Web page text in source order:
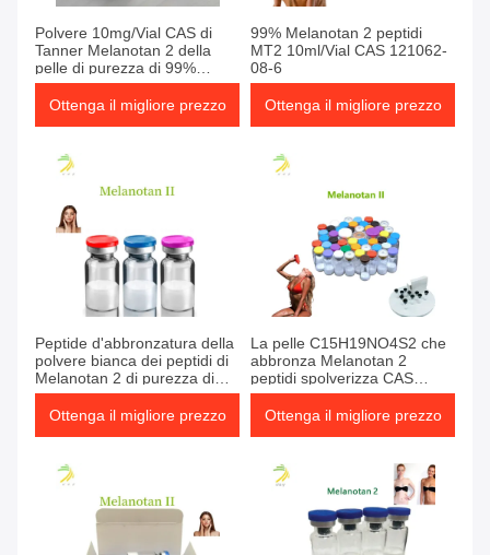
Polvere 10mg/Vial CAS di
Tanner Melanotan 2 della
pelle di purezza di 99%
121062-08-6
Ottenga il migliore prezzo
99% Melanotan 2 peptidi
MT2 10ml/Vial CAS 121062-
08-6
Ottenga il migliore prezzo
Peptide d'abbronzatura della
polvere bianca dei peptidi di
Melanotan 2 di purezza di
99% da vendere
Ottenga il migliore prezzo
La pelle C15H19NO4S2 che
abbronza Melanotan 2
peptidi spolverizza CAS
121062-08-6
Ottenga il migliore prezzo